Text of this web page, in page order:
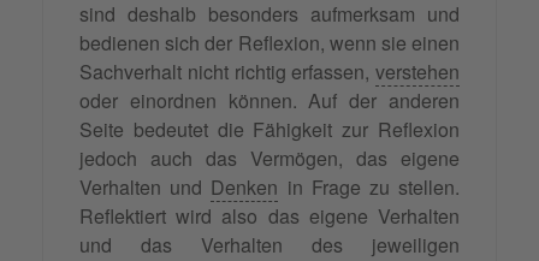
sind deshalb besonders aufmerksam und
bedienen sich der Reflexion, wenn sie einen
Sachverhalt nicht richtig erfassen, verstehen
oder einordnen können. Auf der anderen
Seite bedeutet die Fähigkeit zur Reflexion
jedoch auch das Vermögen, das eigene
Verhalten und Denken in Frage zu stellen.
Reflektiert wird also das eigene Verhalten
und das Verhalten des jeweiligen